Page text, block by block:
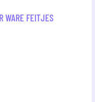
WARE FEITJES